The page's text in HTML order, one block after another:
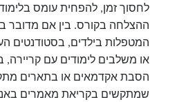
לחסוך זמן, להפחית עומס
ההצלחה בקורס. בין אם מדובר
המטפלות בילדים, בסטודנטים
או משלבים לימודים עם קריירה,
הסבת אקדמאים או בתארים
שמתקשים בקריאת מאמרים